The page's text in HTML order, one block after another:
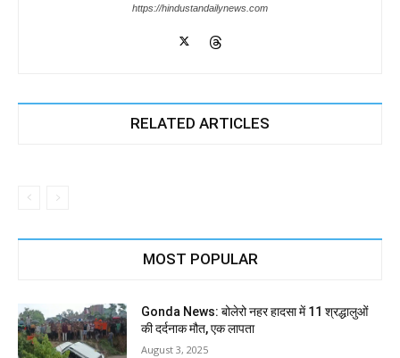
https://hindustandailynews.com
RELATED ARTICLES
MOST POPULAR
Gonda News: बोलेरो नहर हादसा में 11 श्रद्धालुओं
की दर्दनाक मौत, एक लापता
August 3, 2025